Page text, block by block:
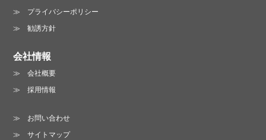
プライバシーポリシー
勧誘方針
会社情報
会社概要
採用情報
お問い合わせ
サイトマップ